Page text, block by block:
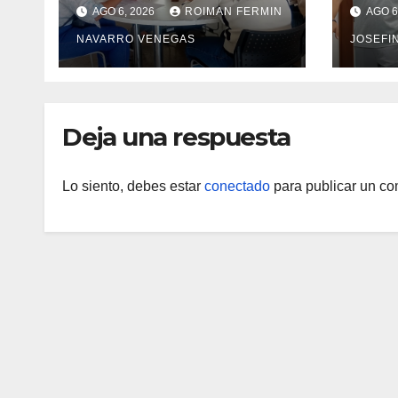
mediante convenio
entre MinSalud y la
UCV
AGO 6, 2026 ROIMAN FERMIN
NAVARRO VENEGAS
enAGO
Deja una respuesta
Lo siento, debes estar conectado para publicar un